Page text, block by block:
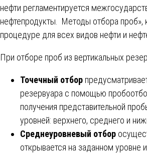
нефти регламентируется
нефтепродукты. Методы отбора проб»,
процедуре для всех видов нефти и
При отборе проб из вертикальных
Точечный отбор
резервуара с помощью
получения представительной
уровней: верхнего, среднего и
Среднеуровневый отбор
открывается на заданном уровне